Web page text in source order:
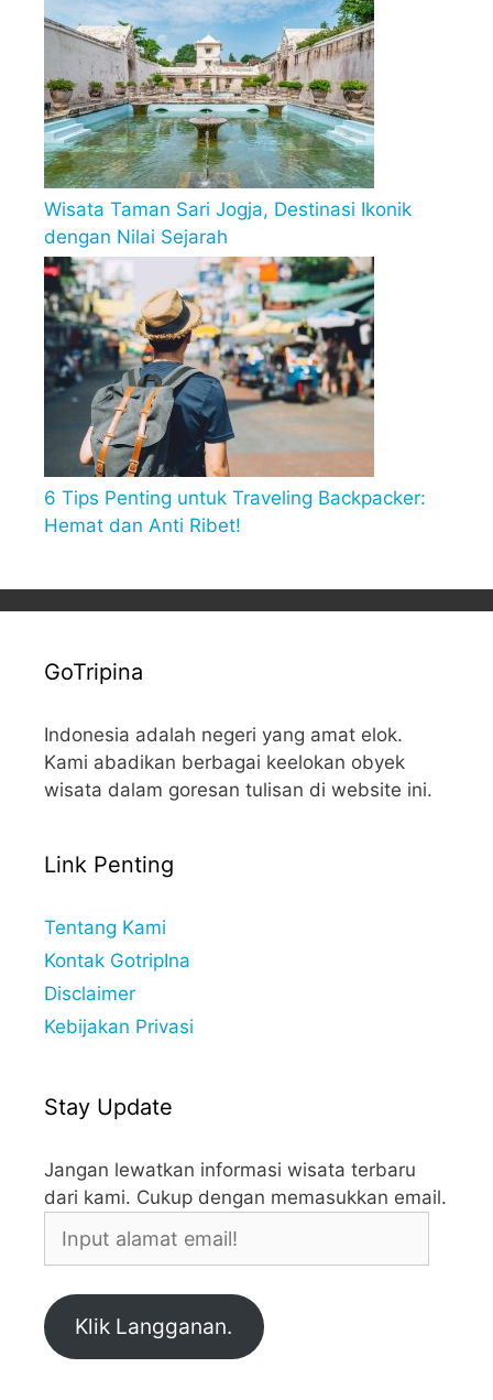
Wisata Taman Sari Jogja, Destinasi Ikonik
dengan Nilai Sejarah
6 Tips Penting untuk Traveling Backpacker:
Hemat dan Anti Ribet!
GoTripina
Indonesia adalah negeri yang amat elok.
Kami abadikan berbagai keelokan obyek
wisata dalam goresan tulisan di website ini.
Link Penting
Tentang Kami
Kontak GotripIna
Disclaimer
Kebijakan Privasi
Stay Update
Jangan lewatkan informasi wisata terbaru
dari kami. Cukup dengan memasukkan email.
alamat
Klik Langganan.